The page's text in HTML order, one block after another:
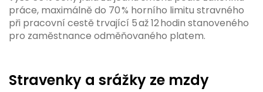
práce, maximálně do 70 % horního limitu stravného
při pracovní cestě trvající 5 až 12 hodin stanoveného
pro zaměstnance odměňovaného platem.
Stravenky a srážky ze mzdy